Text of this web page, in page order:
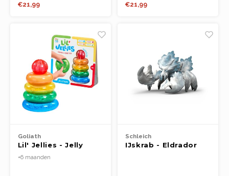
€21,99 €21,99
Goliath
Lil' Jellies - Jelly
Stacker
+6 maanden
Schleich
IJskrab - Eldrador